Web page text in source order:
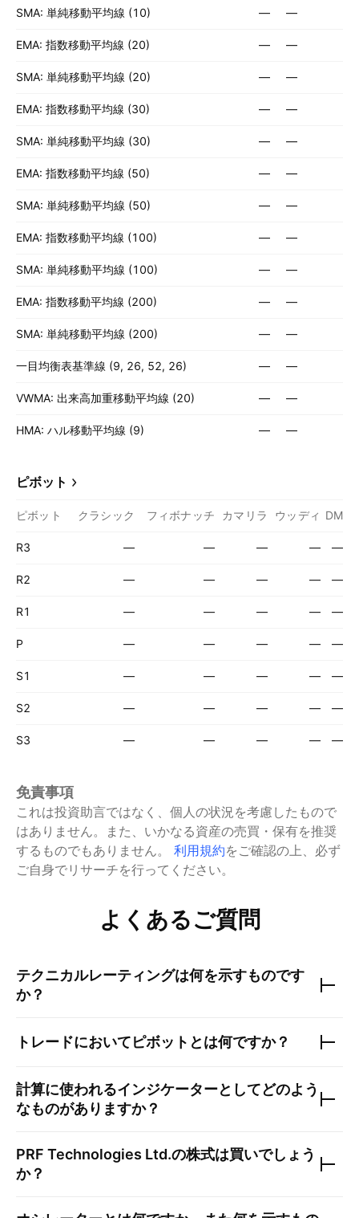
SMA: 単純移動平均線 (10) — —
EMA: 指数移動平均線 (20) — —
SMA: 単純移動平均線 (20) — —
EMA: 指数移動平均線 (30) — —
SMA: 単純移動平均線 (30) — —
EMA: 指数移動平均線 (50) — —
SMA: 単純移動平均線 (50) — —
EMA: 指数移動平均線 (100) — —
SMA: 単純移動平均線 (100) — —
EMA: 指数移動平均線 (200) — —
SMA: 単純移動平均線 (200) — —
一目均衡表基準線 (9, 26, 52, 26) — —
VWMA: 出来高加重移動平均線 (20) — —
HMA: ハル移動平均線 (9) — —
ピボット
ピボット クラシック フィボナッチ カマリラ ウッディ DM
R3 — — — — —
R2 — — — — —
R1 — — — — —
P — — — — —
S1 — — — — —
S2 — — — — —
S3 — — — — —
免責事項
これは投資助言ではなく、個人の状況を考慮したもので
はありません。また、いかなる資産の売買・保有を推奨
するものでもありません。
利用規約をご確認の上、必ず
ご自身でリサーチを行ってください。
よくあるご質問
テクニカルレーティングは何を示すものです
か？
トレードにおいてピボットとは何ですか？
計算に使われるインジケーターとしてどのよう
なものがありますか？
PRF Technologies Ltd.の株式は買いでしょう
か？